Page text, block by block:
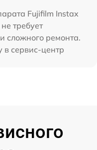
Fujifilm Instax
требует
сложного ремонта.
в сервис-центр